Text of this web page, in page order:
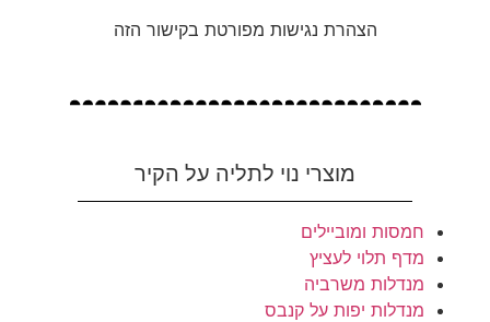
הצהרת נגישות מפורטת בקישור הזה
מוצרי נוי לתליה על הקיר
חמסות ומוביילים
מדף תלוי לעציץ
מנדלות משרביה
מנדלות יפות על קנבס